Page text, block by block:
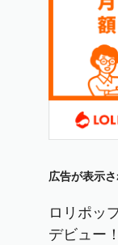
広告が表示
ロリポッ
デビュー！